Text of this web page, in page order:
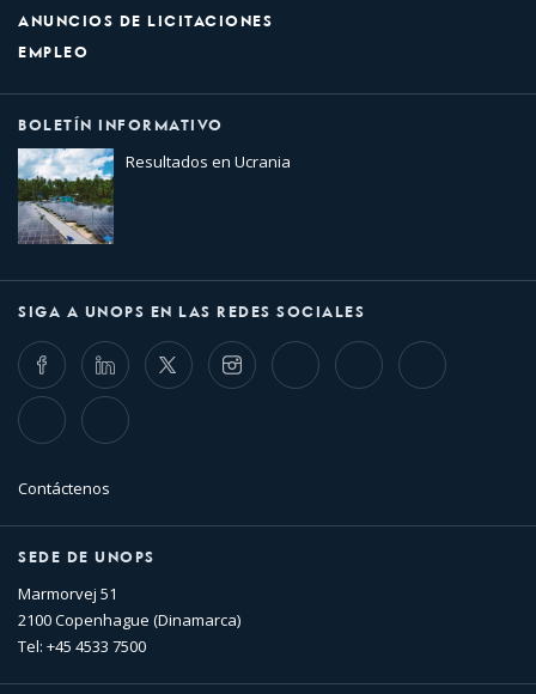
ANUNCIOS DE LICITACIONES
EMPLEO
BOLETÍN INFORMATIVO
Resultados en Ucrania
SIGA A UNOPS EN LAS REDES SOCIALES
FacebookLinkedIn Twitter InstagramWhatsappBluesky Threads
TikTok Flickr
Contáctenos
SEDE DE UNOPS
Marmorvej 51
2100 Copenhague (Dinamarca)
Tel: +45 4533 7500